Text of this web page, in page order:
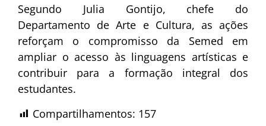
Segundo Julia Gontijo, chefe do
Departamento de Arte e Cultura, as ações
reforçam o compromisso da Semed em
ampliar o acesso às linguagens artísticas e
contribuir para a formação integral dos
estudantes.
Compartilhamentos: 157